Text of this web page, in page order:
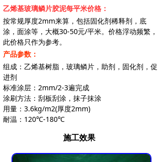
乙烯基玻璃鳞片胶泥每平米价格：
按常规厚度2mm来算，包括固化剂稀释剂，底
涂，面涂等，大概30-50元/平米。价格浮动频繁，
此价格只作为参考。
产品参数：
组成：乙烯基树脂，玻璃鳞片，助剂，固化剂，促
进剂
标准涂层：2mm/2-3遍完成
涂刷方法：刮板刮涂，抹子抹涂
用量：3.6kg/m2(厚度2mm)
耐温：120℃-180℃
施工效果